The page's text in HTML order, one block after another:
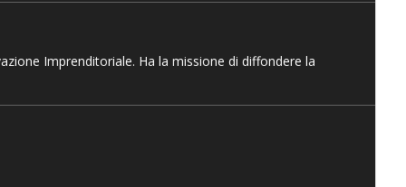
Imprenditoriale. Ha la missione di diffondere la